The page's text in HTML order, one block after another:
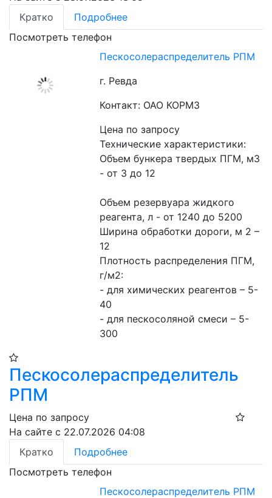
Кратко
Подробнее
Посмотреть телефон
Пескосолераспределитель РПМ
г. Ревда
Контакт: ОАО КОРМЗ
Цена по запросу
Технические характеристики:
Объем бункера твердых ПГМ, м3
- от 3 до 12
Объем резервуара жидкого
реагента, л - от 1240 до 5200
Ширина обработки дороги, м 2 –
12
Плотность распределения ПГМ,
г/м2:
- для химических реагентов – 5-
40
- для пескосоляной смеси – 5-
300
Пескосолераспределитель
РПМ
Цена по запросу
На сайте с 22.07.2026 04:08
Кратко
Подробнее
Посмотреть телефон
Пескосолераспределитель РПМ